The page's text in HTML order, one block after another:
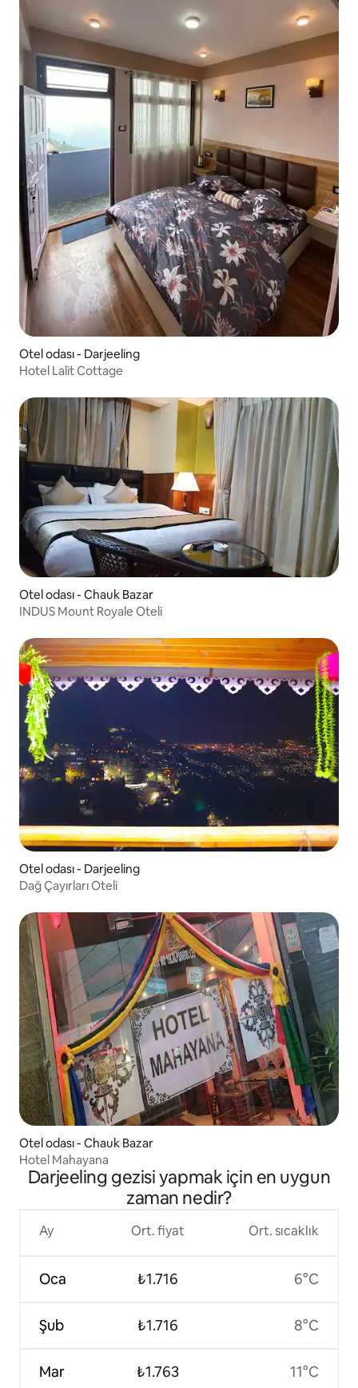
Otel odası - Darjeeling
Hotel Lalit Cottage
Otel odası - Chauk Bazar
INDUS Mount Royale Oteli
Otel odası - Darjeeling
Dağ Çayırları Oteli
Otel odası - Chauk Bazar
Hotel Mahayana
Darjeeling gezisi yapmak için en uygun
zaman nedir?
Ay
Oca
Şub
Mar
Ort. fiyat
₺1.716
₺1.716
₺1.763
Ort. sıcaklık
6°C
8°C
11°C